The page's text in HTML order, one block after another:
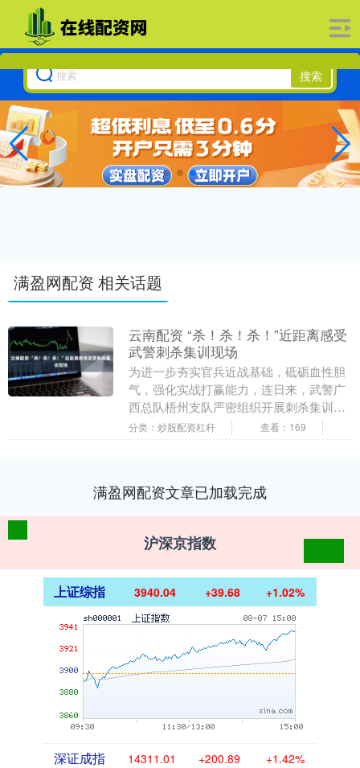
搜索
满盈网配资 相关话题
云南配资 “杀！杀！杀！”近距离感受
武警刺杀集训现场
为进一步夯实官兵近战基础，砥砺血性胆
气，强化实战打赢能力，连日来，武警广
西总队梧州支队严密组织开展刺杀集训，
全面锤炼官兵近身对抗、敢打必胜的过硬
分类：炒股配资杠杆 查看：169
满盈网配资文章已加载完成
沪深京指数
上证综指 3940.04 +39.68 +1.02%
深证成指 14311.01 +200.89 +1.42%